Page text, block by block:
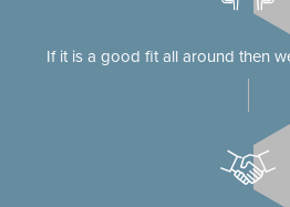
If it is a good fit all around then